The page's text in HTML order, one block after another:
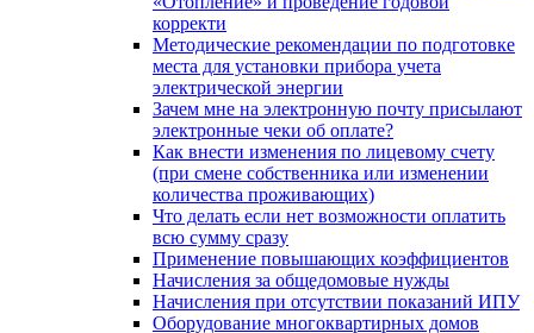
корректи
Методические рекомендации по подготовке
места для установки прибора учета
электрической энергии
Зачем мне на электронную почту присылают
электронные чеки об оплате?
Как внести изменения по лицевому счету
(при смене собственника или изменении
количества проживающих)
Что делать если нет возможности оплатить
всю сумму сразу
Применение повышающих коэффициентов
Начисления за общедомовые нужды
Начисления при отсутствии показаний ИПУ
Оборудование многоквартирных домов